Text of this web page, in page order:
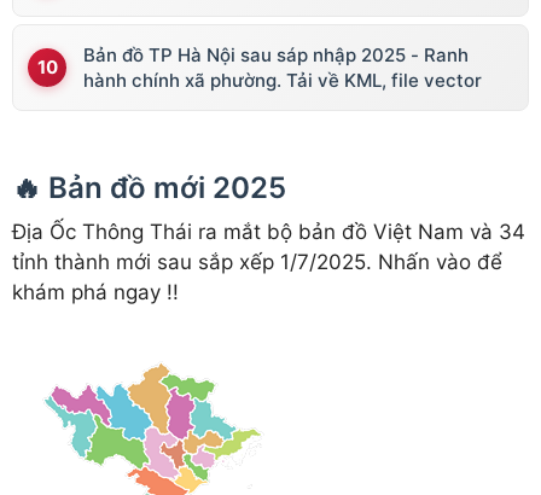
Bản đồ TP Hà Nội sau sáp nhập 2025 - Ranh
hành chính xã phường. Tải về KML, file vector
🔥 Bản đồ mới 2025
Địa Ốc Thông Thái ra mắt bộ bản đồ Việt Nam và 34
tỉnh thành mới sau sắp xếp 1/7/2025. Nhấn vào để
khám phá ngay !!